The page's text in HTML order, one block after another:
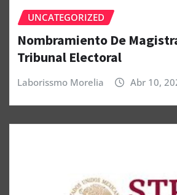
UNCATEGORIZED
Nombramiento De
Tribunal Electoral
Laborissmo Morelia Abr 10,